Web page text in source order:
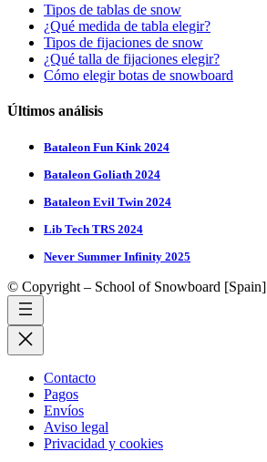
Tipos de tablas de snow
¿Qué medida de tabla elegir?
Tipos de fijaciones de snow
¿Qué talla de fijaciones elegir?
Cómo elegir botas de snowboard
Últimos análisis
Bataleon Fun Kink 2024
Bataleon Goliath 2024
Bataleon Evil Twin 2024
Lib Tech TRS 2024
Never Summer Infinity 2025
© Copyright – School of Snowboard [Spain]
Contacto
Pagos
Envíos
Aviso legal
Privacidad y cookies